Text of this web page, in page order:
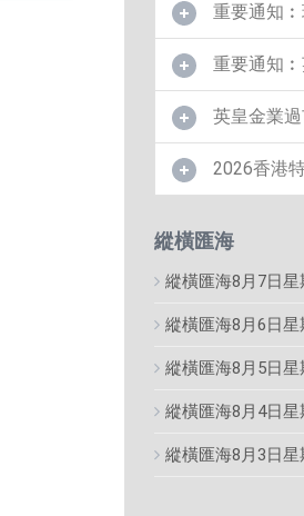
重要通知
重要通知
英皇金業
2026香港
縱橫匯海
縱橫匯海8月7日星
縱橫匯海8月6日星
縱橫匯海8月5日星
縱橫匯海8月4日星
縱橫匯海8月3日星